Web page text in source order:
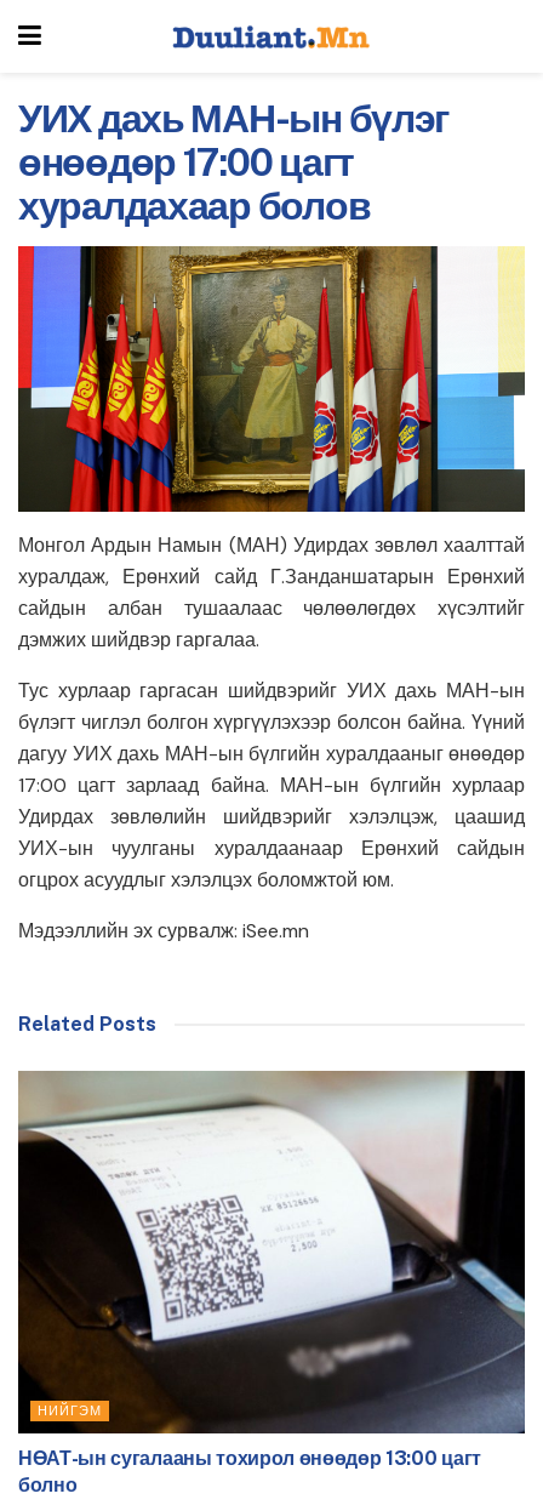
УИХ дахь МАН-ын бүлэг
өнөөдөр 17:00 цагт
хуралдахаар болов
Монгол Ардын Намын (МАН) Удирдах зөвлөл хаалттай
хуралдаж, Ерөнхий сайд Г.Занданшатарын Ерөнхий
сайдын албан тушаалаас чөлөөлөгдөх хүсэлтийг
дэмжих шийдвэр гаргалаа.
Тус хурлаар гаргасан шийдвэрийг УИХ дахь МАН-ын
бүлэгт чиглэл болгон хүргүүлэхээр болсон байна. Үүний
дагуу УИХ дахь МАН-ын бүлгийн хуралдааныг өнөөдөр
17:00 цагт зарлаад байна. МАН-ын бүлгийн хурлаар
Удирдах зөвлөлийн шийдвэрийг хэлэлцэж, цаашид
УИХ-ын чуулганы хуралдаанаар Ерөнхий сайдын
огцрох асуудлыг хэлэлцэх боломжтой юм.
Мэдээллийн эх сурвалж: iSee.mn
Related Posts
НИЙГЭМ
НӨАТ-ын сугалааны тохирол өнөөдөр 13:00 цагт
болно